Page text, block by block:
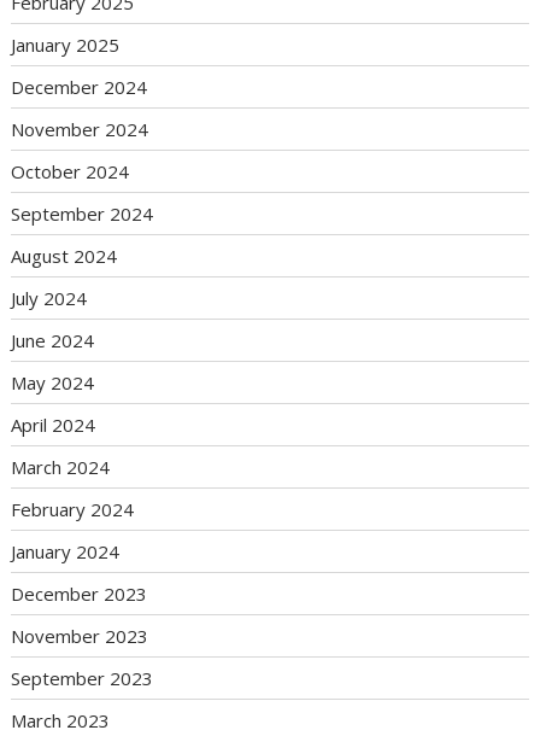
January 2025
December 2024
November 2024
October 2024
September 2024
August 2024
July 2024
June 2024
May 2024
April 2024
March 2024
February 2024
January 2024
December 2023
November 2023
September 2023
March 2023